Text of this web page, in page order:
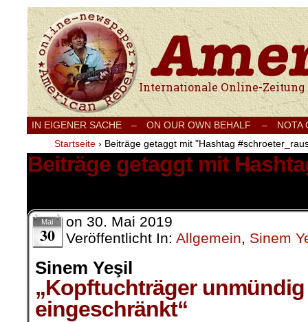
Internationale Onlinezeitung für Frieden,
IN EIGENER SACHE – ON OUR OWN BEHALF –
NOTA
Startseite › Beiträge getaggt mit "Hashtag
Beiträge getaggt mit
Mai
30
on 30. Mai 2019
Veröffentlicht In: Allgemein, Sinem
Sinem Yeşil
„Kopftuchträger
eingeschränkt“